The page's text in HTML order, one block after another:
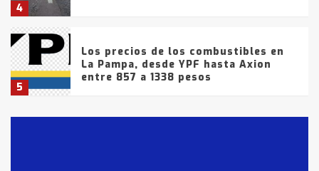
4
5
Los precios de los combustibles en
La Pampa, desde YPF hasta Axion
entre 857 a 1338 pesos